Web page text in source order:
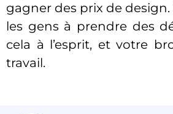
gagner des prix de design.
les gens à prendre des
cela à l’esprit, et votre
travail.